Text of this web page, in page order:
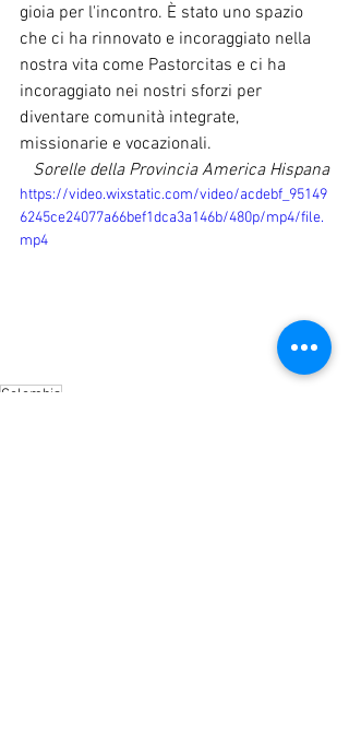
gioia per l'incontro. È stato uno spazio
che ci ha rinnovato e incoraggiato nella
nostra vita come Pastorcitas e ci ha
incoraggiato nei nostri sforzi per
diventare comunità integrate,
missionarie e vocazionali.
Sorelle della Provincia America Hispana
https://video.wixstatic.com/video/acdebf_95149
6245ce24077a66bef1dca3a146b/480p/mp4/file.
mp4
Colombia